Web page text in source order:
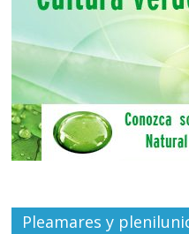
Pleamares y